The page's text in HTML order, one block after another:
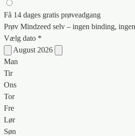
Få 14 dages gratis prøveadgang
Prøv Mindzeed selv – ingen binding,
Vælg dato *
August 2026
Man
Tir
Ons
Tor
Fre
Lør
Søn